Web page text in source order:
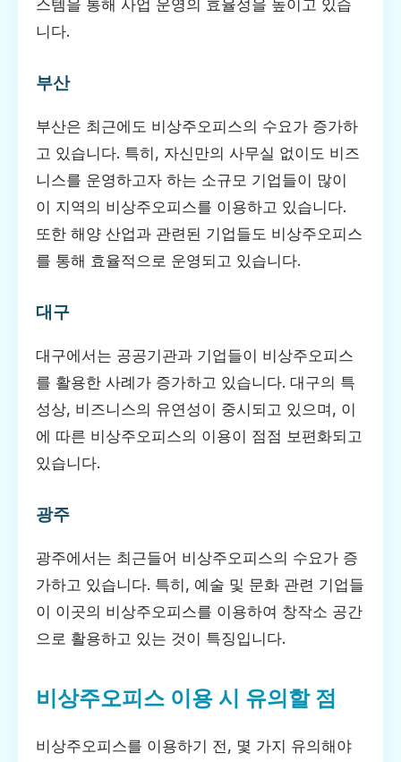
스템을 통해 사업 운영의 효율성을 높이고 있습
니다.
부산
부산은 최근에도 비상주오피스의 수요가 증가하
고 있습니다. 특히, 자신만의 사무실 없이도 비즈
니스를 운영하고자 하는 소규모 기업들이 많이
이 지역의 비상주오피스를 이용하고 있습니다.
또한 해양 산업과 관련된 기업들도 비상주오피스
를 통해 효율적으로 운영되고 있습니다.
대구
대구에서는 공공기관과 기업들이 비상주오피스
를 활용한 사례가 증가하고 있습니다. 대구의 특
성상, 비즈니스의 유연성이 중시되고 있으며, 이
에 따른 비상주오피스의 이용이 점점 보편화되고
있습니다.
광주
광주에서는 최근들어 비상주오피스의 수요가 증
가하고 있습니다. 특히, 예술 및 문화 관련 기업들
이 이곳의 비상주오피스를 이용하여 창작소 공간
으로 활용하고 있는 것이 특징입니다.
비상주오피스 이용 시 유의할 점
비상주오피스를 이용하기 전, 몇 가지 유의해야